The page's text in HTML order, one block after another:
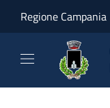
Regione Campania